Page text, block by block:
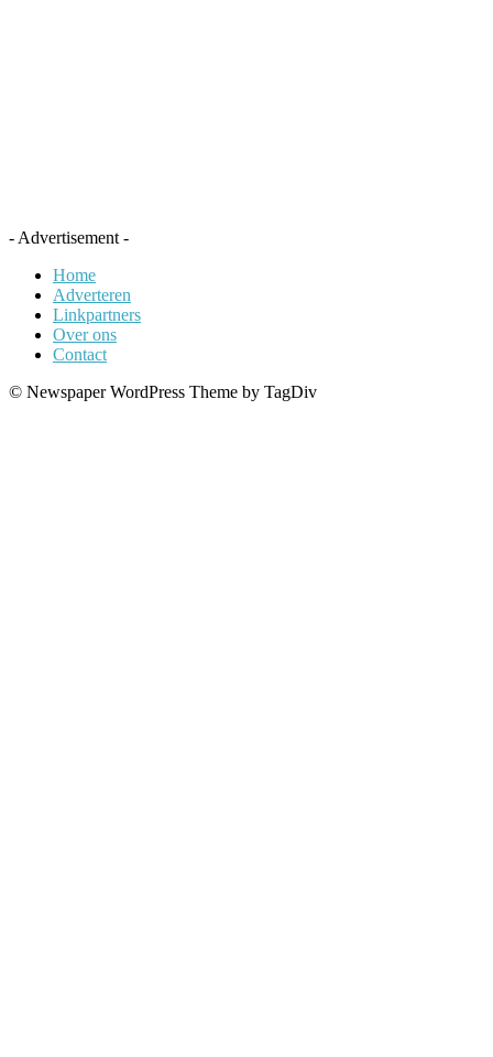
- Advertisement -
Home
Adverteren
Linkpartners
Over ons
Contact
© Newspaper WordPress Theme by TagDiv